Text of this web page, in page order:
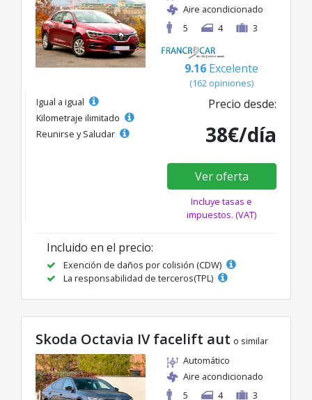
Aire acondicionado
5
4 3
9.16 Excelente
(162 opiniones)
Igual a igual
Kilometraje ilimitado
Reunirse y Saludar
Precio desde:
38€/día
Ver oferta
Incluye tasas e
impuestos. (VAT)
Incluido en el precio:
Exención de daños por colisión (CDW)
La responsabilidad de terceros(TPL)
Skoda Octavia IV facelift aut o similar
Automático
Aire acondicionado
5
4 3